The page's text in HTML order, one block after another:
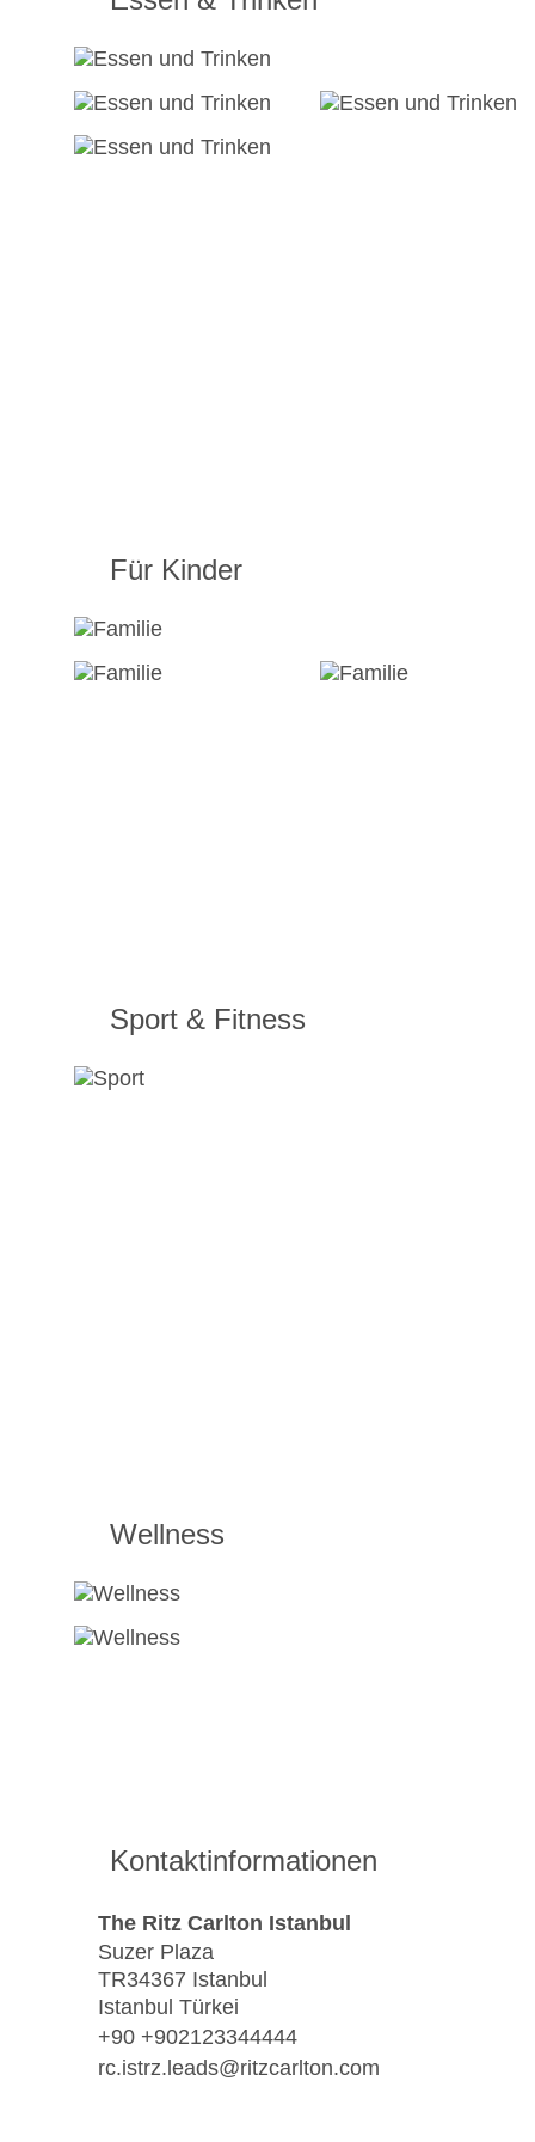
Für Kinder
Sport & Fitness
Wellness
Kontaktinformationen
The Ritz Carlton Istanbul
Suzer Plaza
TR34367 Istanbul
Istanbul Türkei
+90 +902123344444
rc.istrz.leads@ritzcarlton.com